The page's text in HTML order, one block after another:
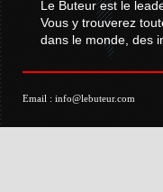
Le Buteur est le
Vous y trouverez
dans le monde, des
Email : info@lebuteur.com